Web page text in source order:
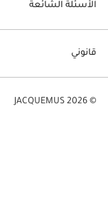
الأسئلة الشائعة
قانوني
© JACQUEMUS 2026